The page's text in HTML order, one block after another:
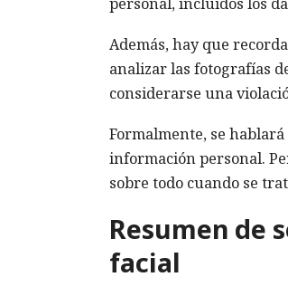
Además, hay que
analizar las fotografías
considerarse una
Formalmente, se
información personal.
sobre todo cuando se
Resumen de
facial